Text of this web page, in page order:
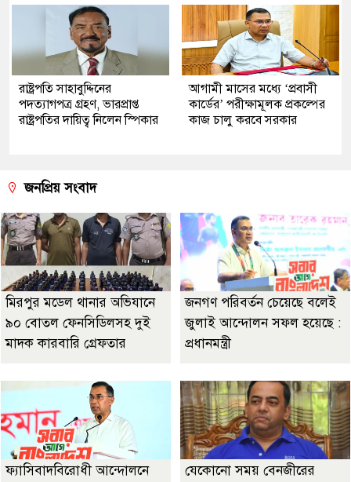
রাষ্ট্রপতি সাহাবুদ্দিনের
পদত্যাগপত্র গ্রহণ, ভারপ্রাপ্ত
রাষ্ট্রপতির দায়িত্ব নিলেন স্পিকার
আগামী মাসের মধ্যে ‘প্রবাসী
কার্ডের’ পরীক্ষামূলক প্রকল্পের
কাজ চালু করবে সরকার
জনপ্রিয় সংবাদ
মিরপুর মডেল থানার অভিযানে
৯০ বোতল ফেনসিডিলসহ দুই
মাদক কারবারি গ্রেফতার
জনগণ পরিবর্তন চেয়েছে বলেই
জুলাই আন্দোলন সফল হয়েছে :
প্রধানমন্ত্রী
ফ্যাসিবাদবিরোধী আন্দোলনে
যেকোনো সময় বেনজীরের